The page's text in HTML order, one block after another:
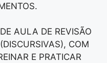
AULA DE REVISÃO
COM
E PRATICAR